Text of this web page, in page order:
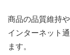
商品の品質維持
インターネット
ます。